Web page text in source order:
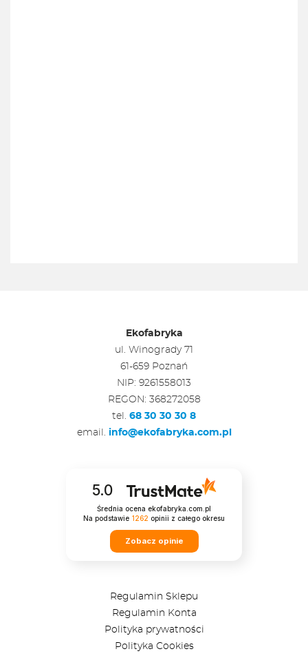
Ekofabryka
ul. Winogrady 71
61-659 Poznań
NIP: 9261558013
REGON: 368272058
tel. 68 30 30 30 8
email. info@ekofabryka.com.pl
5.0
Średnia ocena ekofabryka.com.pl
Na podstawie 1262 opinii z całego okresu
Zobacz opinie
Regulamin Sklepu
Regulamin Konta
Polityka prywatności
Polityka Cookies